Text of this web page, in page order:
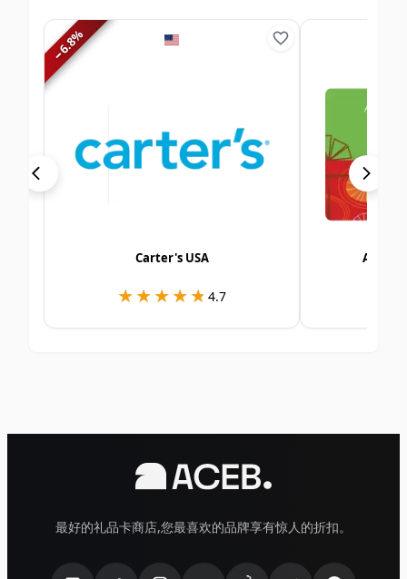
−
6.8
%
Carter's USA
★★★★★
★★★★★ 4.7
最好的礼品卡商店,您最喜欢的品牌享有惊人的折扣。